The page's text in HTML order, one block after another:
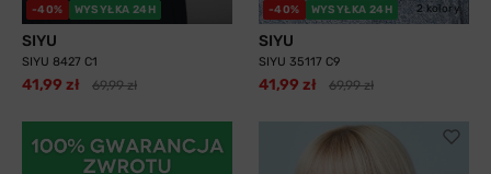
-40% WYSYŁKA 24H
SIYU
SIYU 8427 C1
41,99 zł 69,99 zł
-40% WYSYŁKA 24H 2 kolory
SIYU
SIYU 35117 C9
41,99 zł 69,99 zł